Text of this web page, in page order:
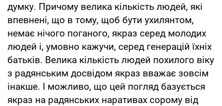
думку. Причому велика кількість людей, які
впевнені, що в тому, щоб бути ухилянтом,
немає нічого поганого, якраз серед молодих
людей і, умовно кажучи, серед генерацій їхніх
батьків. Велика кількість людей похилого віку
з радянським досвідом якраз вважає зовсім
інакше. І можливо, що цей погляд базується
якраз на радянських наративах сорому від